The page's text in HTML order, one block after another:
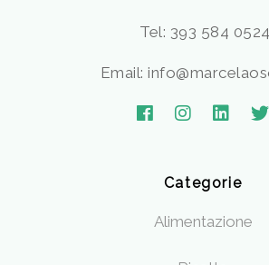
Tel: 393 584 0524
Email:
Categorie
Alimentazione